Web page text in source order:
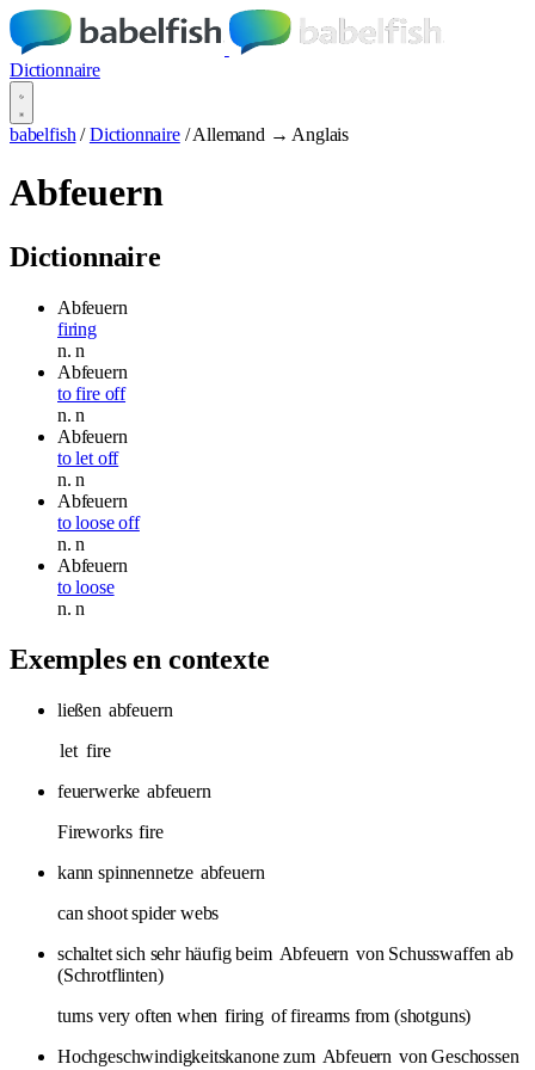
Dictionnaire
babelfish / Dictionnaire / Allemand → Anglais
Abfeuern
Dictionnaire
Abfeuern
firing
n.n
Abfeuern
to fire off
n.n
Abfeuern
to let off
n.n
Abfeuern
to loose off
n.n
Abfeuern
to loose
n.n
Exemples en contexte
ließen abfeuern
let fire
feuerwerke abfeuern
Fireworks fire
kann spinnennetze abfeuern
can shoot spider webs
schaltet sich sehr häufig beim Abfeuern von Schusswaffen ab
(Schrotflinten)
turns very often when firing of firearms from (shotguns)
Hochgeschwindigkeitskanone zum Abfeuern von Geschossen